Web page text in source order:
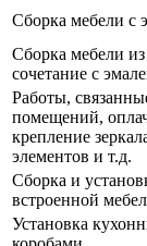
Сборка мебели с
Сборка мебели
сочетание с
Работы,
помещений,
крепление
элементов и т.д.
Сборка и
встроенной
Установка